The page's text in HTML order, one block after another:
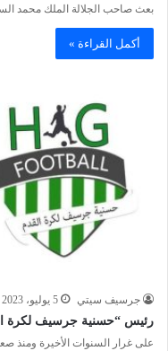
بعث صاحب الجلالة الملك محمد
أكمل القراءة »
جرسيف سيتي 5 يوليو، 2023
رئيس “حسنية جرسيف لكرة
على غرار السنوات الأخيرة ومنذ